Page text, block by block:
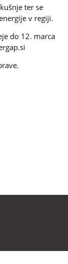
ter se
v regiji.
do 12. marca